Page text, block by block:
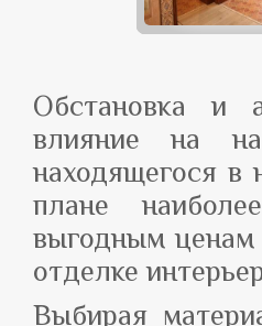
Обстановка и
влияние на
находящегося в
плане
выгодным ценам
отделке
Выбирая